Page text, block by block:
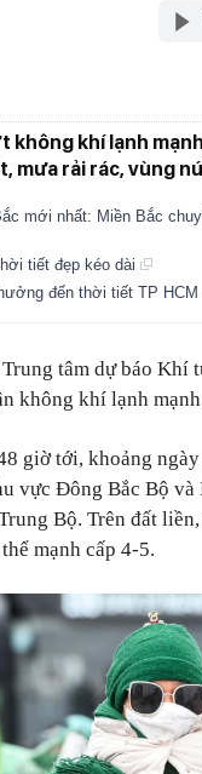
không khí lạnh
mưa rải rác, vùng
mới nhất: Miền Bắc
tiết đẹp kéo dài
đến thời tiết TP
tâm dự báo Khí
không khí lạnh
giờ tới, khoảng
vực Đông Bắc Bộ
Bộ. Trên đất
mạnh cấp 4-5.